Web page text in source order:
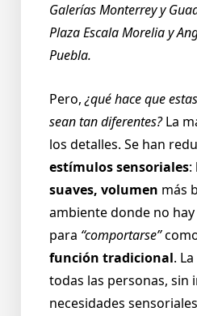
Galerías Monterrey y
Plaza Escala Morelia y
Puebla.
Pero,¿qué hace que
sean tan diferentes?La
los detalles. Se han
estímulos sensoriales:
suaves, volumen más
ambiente donde no
para “comportarse”
función tradicional.
todas las personas, sin
necesidades